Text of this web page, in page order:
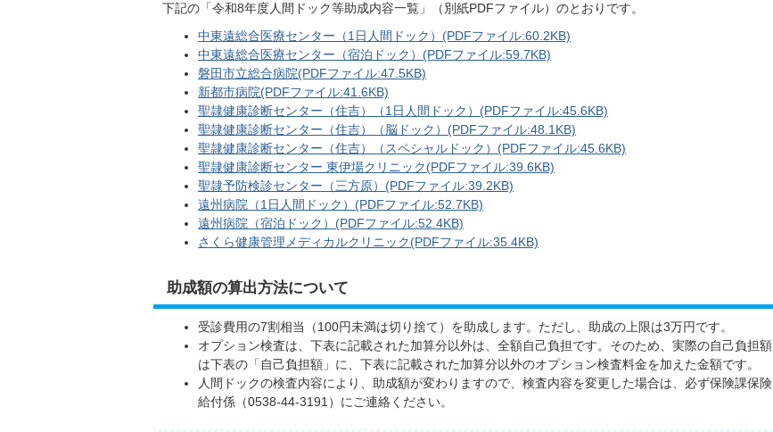
下記の「令和8年度人間ドック等助成内容一覧」（別紙PDFファイル）のとおりです。
中東遠総合医療センター（1日人間ドック）(PDFファイル:60.2KB)
中東遠総合医療センター（宿泊ドック）(PDFファイル:59.7KB)
磐田市立総合病院(PDFファイル:47.5KB)
新都市病院(PDFファイル:41.6KB)
聖隷健康診断センター（住吉）（1日人間ドック）(PDFファイル:45.6KB)
聖隷健康診断センター（住吉）（脳ドック）(PDFファイル:48.1KB)
聖隷健康診断センター（住吉）（スペシャルドック）(PDFファイル:45.6KB)
聖隷健康診断センター 東伊場クリニック(PDFファイル:39.6KB)
聖隷予防検診センター（三方原）(PDFファイル:39.2KB)
遠州病院（1日人間ドック）(PDFファイル:52.7KB)
遠州病院（宿泊ドック）(PDFファイル:52.4KB)
さくら健康管理メディカルクリニック(PDFファイル:35.4KB)
助成額の算出方法について
受診費用の7割相当（100円未満は切り捨て）を助成します。ただし、助成の上限は3万円です。
オプション検査は、下表に記載された加算分以外は、全額自己負担です。そのため、実際の自己負担額
は下表の「自己負担額」に、下表に記載された加算分以外のオプション検査料金を加えた金額です。
人間ドックの検査内容により、助成額が変わりますので、検査内容を変更した場合は、必ず保険課保険
給付係（0538-44-3191）にご連絡ください。